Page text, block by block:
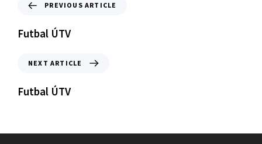
PREVIOUS ARTICLE
Futbal ÚTV
NEXT ARTICLE
Futbal ÚTV